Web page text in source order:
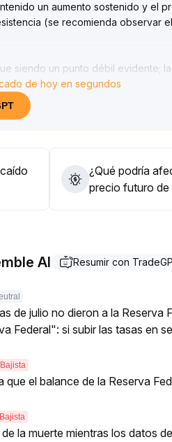
un aumento sostenido y el
(se recomienda observar
siendo un punto débil evidente;
.
el retroceso podría amplificarse
esté clara, se recomienda
de hoy en segundos
¿Qué podría
precio futuro de
AI Resumir con
de julio no dieron a la
Federal": si subir las tasas en
Bajista
que el balance de la Reserva
Bajista
la muerte mientras los datos